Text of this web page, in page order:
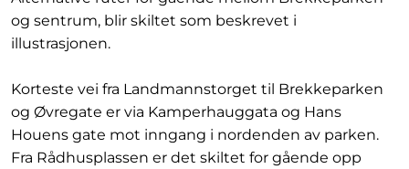
og sentrum, blir skiltet som beskrevet i
illustrasjonen.
Korteste vei fra Landmannstorget til Brekkeparken
og Øvregate er via Kamperhauggata og Hans
Houens gate mot inngang i nordenden av parken.
Fra Rådhusplassen er det skiltet for gående opp